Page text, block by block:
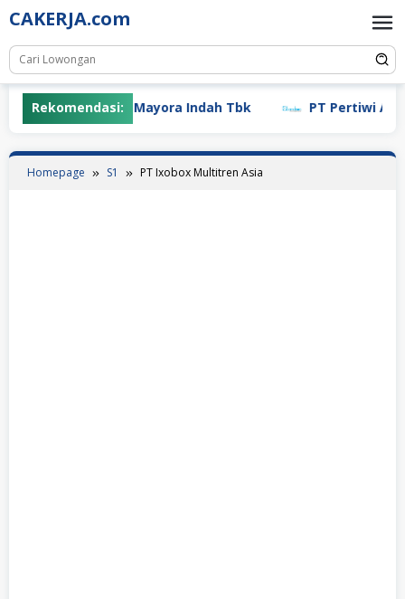
Skip
to
content
CAKERJA.com
Rekomendasi:PT Mayora Indah Tbk PT Pertiwi
Homepage S1 PT Ixobox Multitren Asia